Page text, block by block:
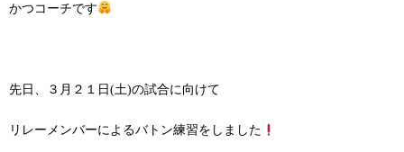
かつコーチです
先日、３月２１日(土)の試合に向けて
リレーメンバーによるバトン練習をしました